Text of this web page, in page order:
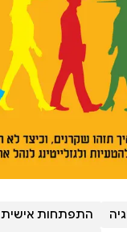
התפתחות אישית